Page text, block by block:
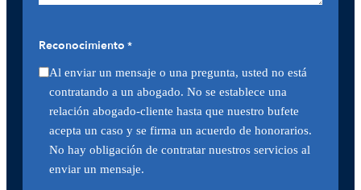
Reconocimiento *
Al enviar un mensaje o una pregunta, usted no está
contratando a un abogado. No se establece una
relación abogado-cliente hasta que nuestro bufete
acepta un caso y se firma un acuerdo de honorarios.
No hay obligación de contratar nuestros servicios al
enviar un mensaje.